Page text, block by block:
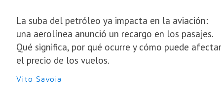
La suba del petróleo ya impacta en la aviación:
una aerolínea anunció un recargo en los pasajes.
Qué significa, por qué ocurre y cómo puede afectar
el precio de los vuelos.
Vito Savoia